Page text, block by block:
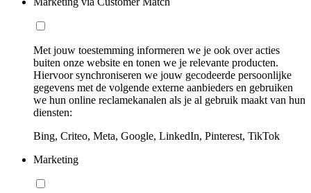
Met jouw toestemming informeren we je ook over acties
buiten onze website en tonen we je relevante producten.
Hiervoor synchroniseren we jouw gecodeerde persoonlijke
gegevens met de volgende externe aanbieders en gebruiken
we hun online reclamekanalen als je al gebruik maakt van hun
diensten:
Bing, Criteo, Meta, Google, LinkedIn, Pinterest, TikTok
Marketing